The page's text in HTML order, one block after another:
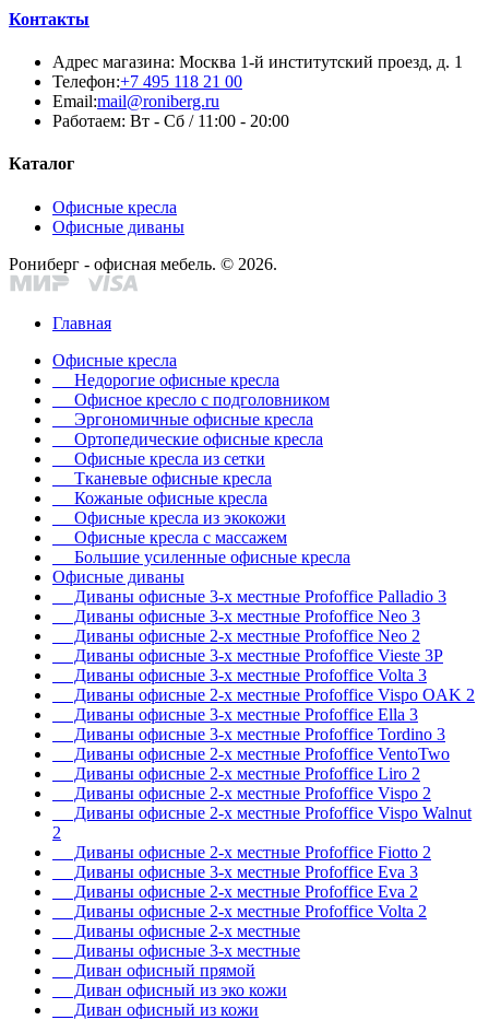
Контакты
Адрес магазина: Москва 1-й институтский проезд, д. 1
Телефон:+7 495 118 21 00
Email:mail@roniberg.ru
Работаем: Вт - Сб / 11:00 - 20:00
Каталог
Офисные кресла
Офисные диваны
Рониберг - офисная мебель. © 2026.
Главная
Офисные кресла
Недорогие офисные кресла
Офисное кресло с подголовником
Эргономичные офисные кресла
Ортопедические офисные кресла
Офисные кресла из сетки
Тканевые офисные кресла
Кожаные офисные кресла
Офисные кресла из экокожи
Офисные кресла с массажем
Большие усиленные офисные кресла
Офисные диваны
Диваны офисные 3-х местные Profoffice Palladio 3
Диваны офисные 3-х местные Profoffice Neo 3
Диваны офисные 2-х местные Profoffice Neo 2
Диваны офисные 3-х местные Profoffice Vieste 3P
Диваны офисные 3-х местные Profoffice Volta 3
Диваны офисные 2-х местные Profoffice Vispo OAK 2
Диваны офисные 3-х местные Profoffice Ella 3
Диваны офисные 3-х местные Profoffice Tordino 3
Диваны офисные 2-х местные Profoffice VentoTwo
Диваны офисные 2-х местные Profoffice Liro 2
Диваны офисные 2-х местные Profoffice Vispo 2
Диваны офисные 2-х местные Profoffice Vispo Walnut
2
Диваны офисные 2-х местные Profoffice Fiotto 2
Диваны офисные 3-х местные Profoffice Eva 3
Диваны офисные 2-х местные Profoffice Eva 2
Диваны офисные 2-х местные Profoffice Volta 2
Диваны офисные 2-х местные
Диваны офисные 3-х местные
Диван офисный прямой
Диван офисный из эко кожи
Диван офисный из кожи